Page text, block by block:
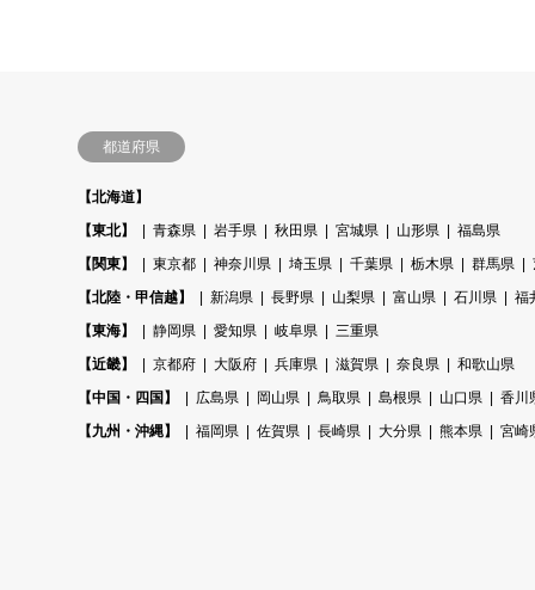
都道府県
【北海道】
【東北】
青森県 岩手県 秋田県 宮城県 山形県
福島県
【関東】
東京都 神奈川県 埼玉県 千葉県 栃木県 群馬県
【北陸・甲信越】
新潟県 長野県 山梨県 富山県 石川県
福
【東海】
静岡県 愛知県 岐阜県
三重県
【近畿】
京都府 大阪府 兵庫県 滋賀県 奈良県
和歌山県
【中国・四国】
広島県 岡山県 鳥取県 島根県 山口県
香川
【九州・沖縄】
福岡県 佐賀県 長崎県 大分県 熊本県 宮崎